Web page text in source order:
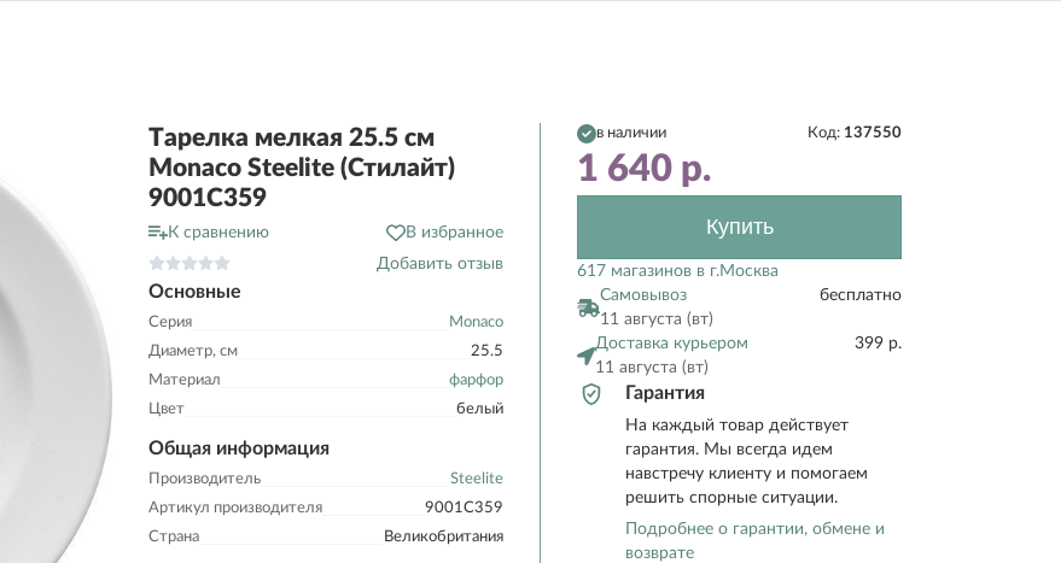
Тарелка мелкая 25.5 см
Monaco Steelite (Стилайт)
9001C359
К сравнению
В избранное
Добавить отзыв
Основные
Серия
Monaco
Диаметр, см
25.5
Материал
фарфор
Цвет
белый
Общая информация
Производитель
Steelite
Артикул производителя
9001C359
Страна
Великобритания
в наличии Код: 137550
1 640 р.
Купить
617 магазинов в г.Москва
Самовывоз
11 августа (вт)
бесплатно
Доставка курьером
11 августа (вт)
399 р.
Гарантия
На каждый товар действует
гарантия. Мы всегда идем
навстречу клиенту и помогаем
решить спорные ситуации.
Подробнее о гарантии, обмене и
возврате